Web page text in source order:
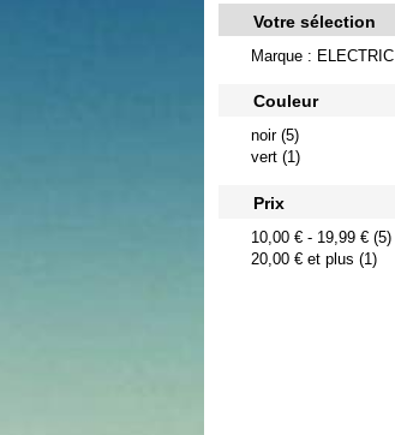
Votre sélection
Marque : ELECTRIC
Couleur
noir (5)
vert (1)
Prix
10,00 € - 19,99 € (5)
20,00 € et plus (1)